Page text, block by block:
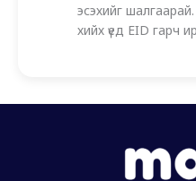
эсэхийг
хийх үед EID гарч